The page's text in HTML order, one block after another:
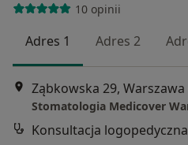
10 opinii
Adres 1 Adres 2
Ząbkowska 29, Warszawa
Stomatologia Medicover